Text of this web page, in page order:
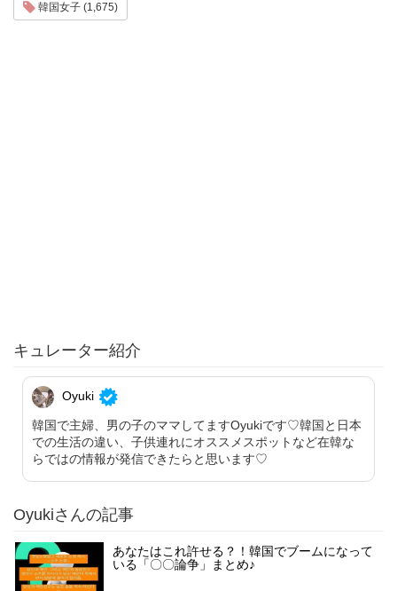
韓国女子 (1,675)
キュレーター紹介
Oyuki
韓国で主婦、男の子のママしてますOyukiです♡韓国と日本
での生活の違い、子供連れにオススメスポットなど在韓な
らではの情報が発信できたらと思います♡
Oyukiさんの記事
あなたはこれ許せる？！韓国でブームになって
いる「〇〇論争」まとめ♪